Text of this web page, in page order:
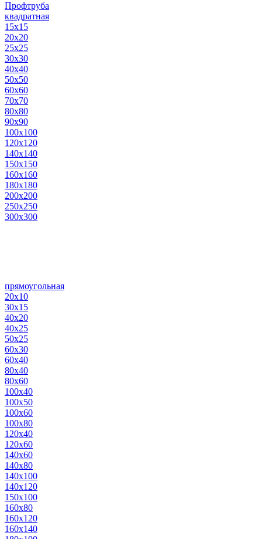
Профтруба
квадратная
15х15
20х20
25х25
30х30
40х40
50х50
60х60
70х70
80х80
90х90
100х100
120х120
140х140
150х150
160х160
180х180
200х200
250х250
300х300
прямоугольная
20х10
30х15
40х20
40х25
50х25
60х30
60х40
80х40
80х60
100х40
100х50
100х60
100х80
120х40
120х60
140х60
140х80
140х100
140х120
150х100
160х80
160х120
160х140